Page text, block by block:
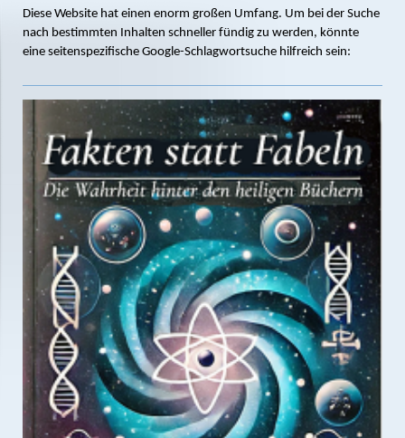
Diese Website hat einen enorm großen Umfang. Um bei der Suche
nach bestimmten Inhalten schneller fündig zu werden, könnte
eine seitenspezifische Google-Schlagwortsuche hilfreich sein: